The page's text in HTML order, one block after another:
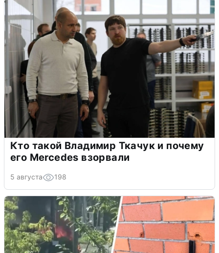
Кто такой Владимир Ткачук и почему
его Mercedes взорвали
5 августа 198